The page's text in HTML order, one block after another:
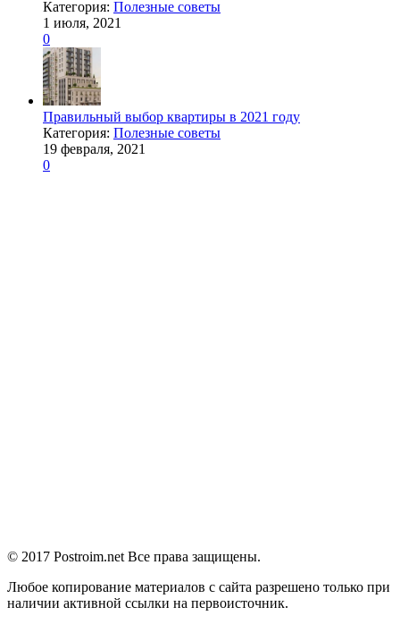
Категория: Полезные советы
1 июля, 2021
0
Правильный выбор квартиры в 2021 году
Категория: Полезные советы
19 февраля, 2021
0
© 2017 Postroim.net Все права защищены.
Любое копирование материалов с сайта разрешено только при
наличии активной ссылки на первоисточник.